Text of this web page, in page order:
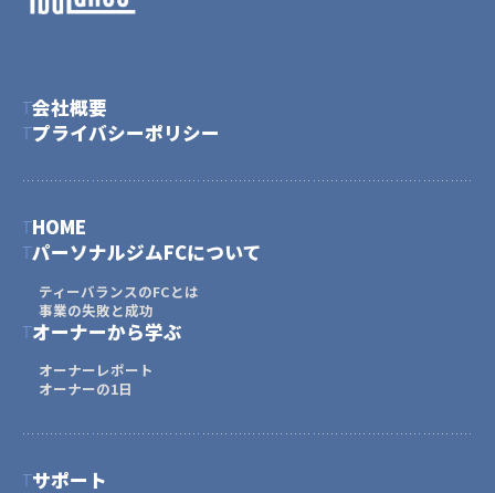
会社概要
プライバシーポリシー
HOME
パーソナルジムFCについて
ティーバランスのFCとは
事業の失敗と成功
オーナーから学ぶ
オーナーレポート
オーナーの1日
サポート